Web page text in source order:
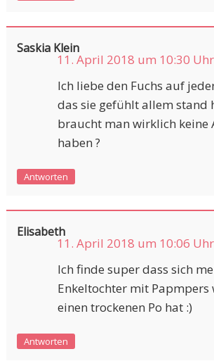
Saskia Klein
11. April 2018 um 10:30 Uhr
Ich liebe den Fuchs auf
das sie gefühlt allem stand
braucht man wirklich keine
haben ?
Antworten
Elisabeth
11. April 2018 um 10:06 Uhr
Ich finde super dass sich
Enkeltochter mit
einen trockenen Po hat :)
Antworten